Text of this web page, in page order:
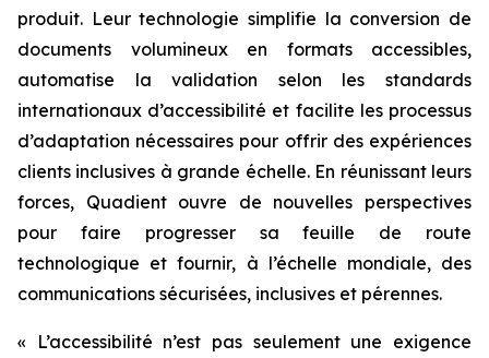
produit. Leur technologie simplifie la conversion de
documents volumineux en formats accessibles,
automatise la validation selon les standards
internationaux d’accessibilité et facilite les processus
d’adaptation nécessaires pour offrir des expériences
clients inclusives à grande échelle. En réunissant leurs
forces, Quadient ouvre de nouvelles perspectives
pour faire progresser sa feuille de route
technologique et fournir, à l’échelle mondiale, des
communications sécurisées, inclusives et pérennes.
« L’accessibilité n’est pas seulement une exigence